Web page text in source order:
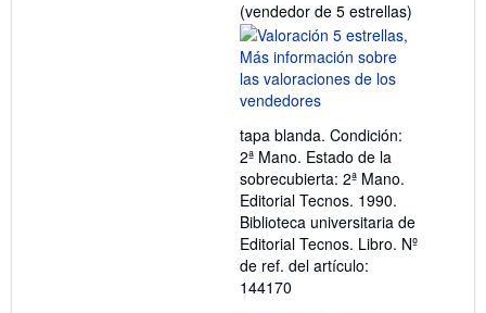
(vendedor de 5 estrellas)
tapa blanda. Condición:
2ª Mano. Estado de la
sobrecubierta: 2ª Mano.
Editorial Tecnos. 1990.
Biblioteca universitaria de
Editorial Tecnos. Libro. Nº
de ref. del artículo:
144170